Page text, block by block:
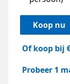
Koop nu
Of koop bij
Probeer 1